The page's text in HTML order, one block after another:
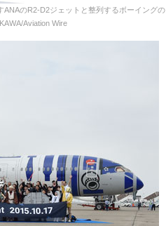
のR2-D2ジェットと整列するボーイングの
Aviation Wire